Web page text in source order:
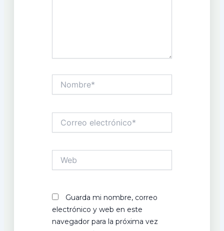
electrónico*
Guarda mi nombre, correo
electrónico y web en este
navegador para la próxima vez